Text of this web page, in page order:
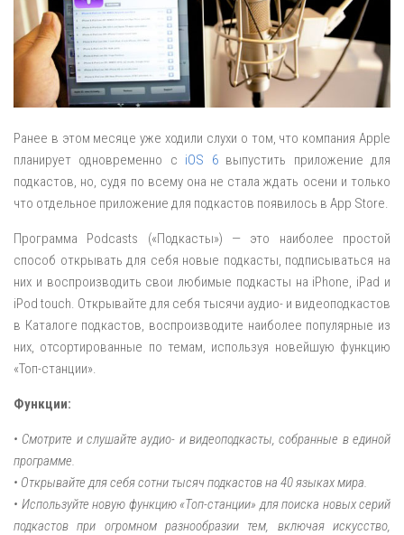
Ранее в этом месяце уже ходили слухи о том, что компания Apple
планирует одновременно с iOS 6выпустить приложение для
подкастов, но, судя по всему она не стала ждать осени и только
что отдельное приложение для подкастов появилось в App Store.
Программа Podcasts («Подкасты») — это наиболее простой
способ открывать для себя новые подкасты, подписываться на
них и воспроизводить свои любимые подкасты на iPhone, iPad и
iPod touch. Открывайте для себя тысячи аудио- и видеоподкастов
в Каталоге подкастов, воспроизводите наиболее популярные из
них, отсортированные по темам, используя новейшую функцию
«Топ-станции».
Функции:
• Смотрите и слушайте аудио- и видеоподкасты, собранные в единой
программе.
• Открывайте для себя сотни тысяч подкастов на 40 языках мира.
• Используйте новую функцию «Топ-станции» для поиска новых серий
подкастов при огромном разнообразии тем, включая искусство,